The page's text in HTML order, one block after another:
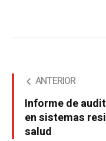
ANTERIOR
Informe de
en sistemas
salud